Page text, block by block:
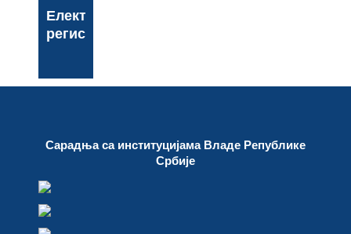
Електронски
регистар
Сарадња са институцијама Владе Републике
Србије